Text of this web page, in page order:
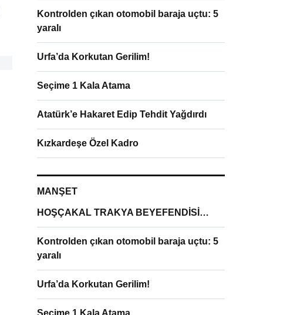
Kontrolden çıkan otomobil baraja uçtu: 5
yaralı
Urfa’da Korkutan Gerilim!
Seçime 1 Kala Atama
Atatürk’e Hakaret Edip Tehdit Yağdırdı
Kızkardeşe Özel Kadro
MANŞET
HOŞÇAKAL TRAKYA BEYEFENDİSİ…
Kontrolden çıkan otomobil baraja uçtu: 5
yaralı
Urfa’da Korkutan Gerilim!
Seçime 1 Kala Atama